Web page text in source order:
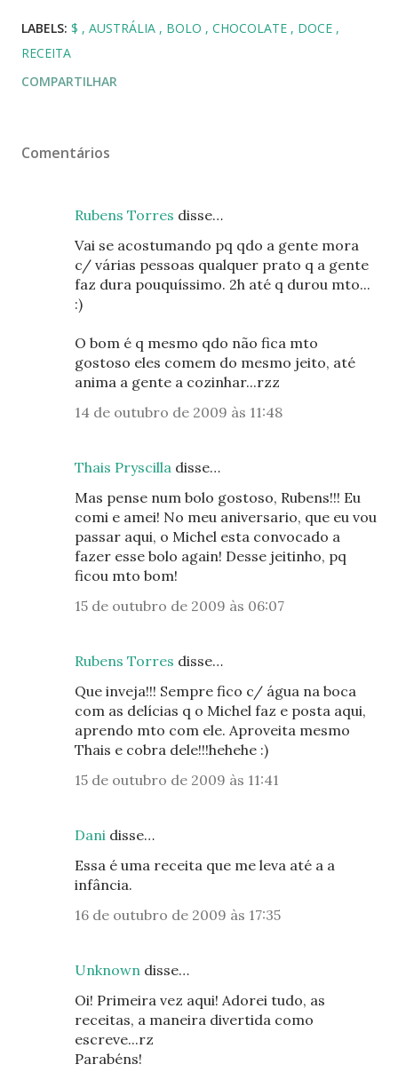
LABELS: $ AUSTRÁLIA BOLO CHOCOLATE
DOCE
RECEITA
COMPARTILHAR
Comentários
Rubens Torres disse…
Vai se acostumando pq qdo a gente mora
c/ várias pessoas qualquer prato q a gente
faz dura pouquíssimo. 2h até q durou mto...
:)
O bom é q mesmo qdo não fica mto
gostoso eles comem do mesmo jeito, até
anima a gente a cozinhar...rzz
14 de outubro de 2009 às 11:48
Thais Pryscilla disse…
Mas pense num bolo gostoso, Rubens!!! Eu
comi e amei! No meu aniversario, que eu vou
passar aqui, o Michel esta convocado a
fazer esse bolo again! Desse jeitinho, pq
ficou mto bom!
15 de outubro de 2009 às 06:07
Rubens Torres disse…
Que inveja!!! Sempre fico c/ água na boca
com as delícias q o Michel faz e posta aqui,
aprendo mto com ele. Aproveita mesmo
Thais e cobra dele!!!hehehe :)
15 de outubro de 2009 às 11:41
Dani disse…
Essa é uma receita que me leva até a a
infância.
16 de outubro de 2009 às 17:35
Unknown disse…
Oi! Primeira vez aqui! Adorei tudo, as
receitas, a maneira divertida como
escreve...rz
Parabéns!